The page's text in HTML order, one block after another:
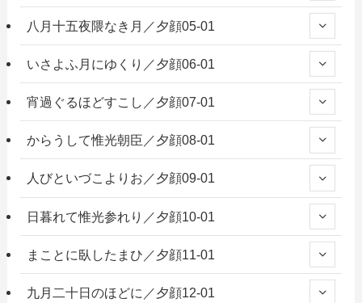
八月十五夜隈なき月／夕顔05-01
いさよふ月にゆくり／夕顔06-01
宵過ぐるほどすこし／夕顔07-01
からうして惟光朝臣／夕顔08-01
人びといづこよりお／夕顔09-01
日暮れて惟光参れり／夕顔10-01
まことに臥したまひ／夕顔11-01
九月二十日のほどに／夕顔12-01